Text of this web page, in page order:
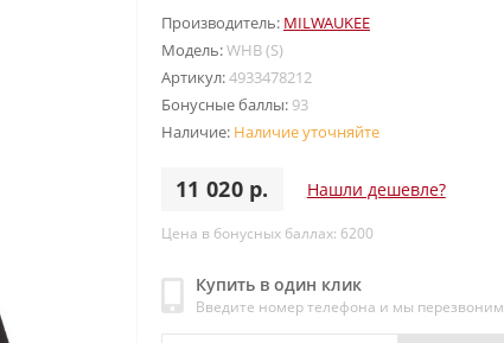
Производитель: MILWAUKEE
Модель:WHB (S)
Артикул:4933478212
Бонусные баллы: 93
Наличие: Наличие уточняйте
11 020 р. Нашли дешевле?
Цена в бонусных баллах: 6200
Купить в один клик
Введите номер телефона и мы перезвоним